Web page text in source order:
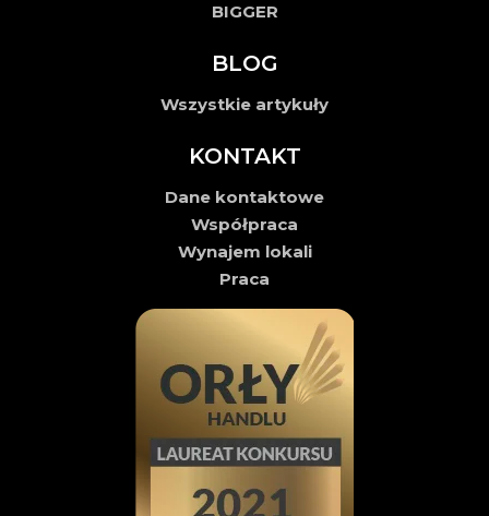
BIGGER
BLOG
Wszystkie artykuły
KONTAKT
Dane kontaktowe
Współpraca
Wynajem lokali
Praca